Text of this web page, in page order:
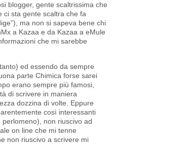
blogger, gente scaltrissima che
ci sta gente scaltra che fa
ma non si sapeva bene chi
a Kazaa e da Kazaa a eMule
che mi sarebbe
ed essendo da sempre
parte Chimica forse sarei
erano sempre più famosi,
di scrivere in maniera
dozzina di volte. Eppure
così interessanti
non riuscivo ad
on line che mi tenne
non riuscivo a scrivere mi